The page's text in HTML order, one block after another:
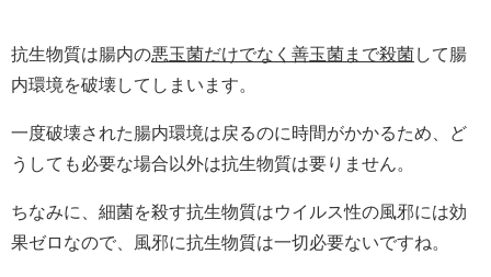
抗生物質は腸内の悪玉菌だけでなく善玉菌まで殺菌して腸
内環境を破壊してしまいます。
一度破壊された腸内環境は戻るのに時間がかかるため、ど
うしても必要な場合以外は抗生物質は要りません。
ちなみに、細菌を殺す抗生物質はウイルス性の風邪には効
果ゼロなので、風邪に抗生物質は一切必要ないですね。